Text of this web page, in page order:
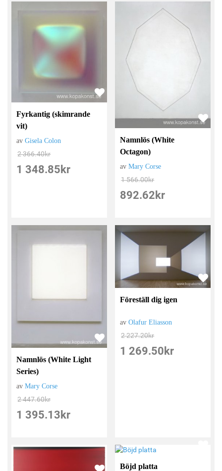
Fyrkantig (skimrande
vit)
avGisela Colon
2 366.40kr
1 348.85 kr
Namnlös (White
Octagon)
avMary Corse
1 566.00kr
892.62 kr
Namnlös (White Light
Series)
avMary Corse
2 447.60kr
1 395.13 kr
Föreställ dig igen
avOlafur Eliasson
2 227.20kr
1 269.50 kr
Böjd platta